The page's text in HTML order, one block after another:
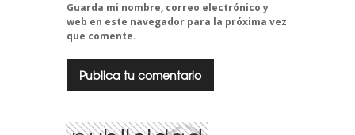
Guarda mi nombre, correo electrónico y
web en este navegador para la próxima vez
que comente.